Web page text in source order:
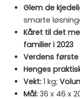
Glem de
smarte
Kåret til det
familier i 2023
Verdens
Henges
Vekt: 1 kg;
Mål: 36 x 46 x